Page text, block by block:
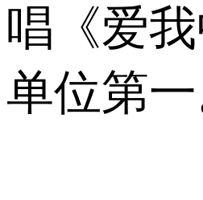
唱《爱
单位第一